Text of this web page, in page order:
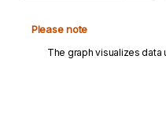
Please note
The graph visualizes data